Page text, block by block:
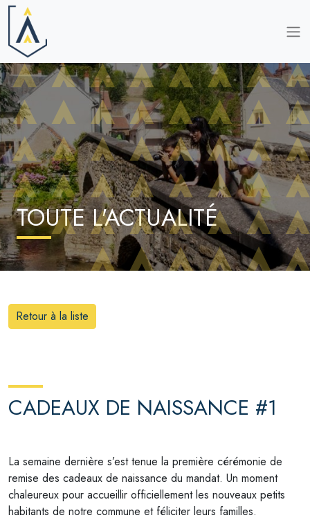
TOUTE L'ACTUALITÉ
Retour à la liste
CADEAUX DE NAISSANCE #1
La semaine dernière s’est tenue la première cérémonie de
remise des cadeaux de naissance du mandat. Un moment
chaleureux pour accueillir officiellement les nouveaux petits
habitants de notre commune et féliciter leurs familles.